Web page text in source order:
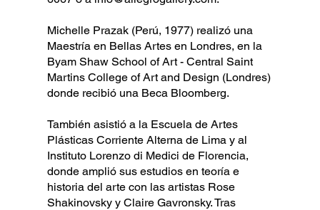
Michelle Prazak (Perú, 1977) realizó una
Maestría en Bellas Artes en Londres, en la
Byam Shaw School of Art - Central Saint
Martins College of Art and Design (Londres)
donde recibió una Beca Bloomberg.
También asistió a la Escuela de Artes
Plásticas Corriente Alterna de Lima y al
Instituto Lorenzo di Medici de Florencia,
donde amplió sus estudios en teoría e
historia del arte con las artistas Rose
Shakinovsky y Claire Gavronsky. Tras